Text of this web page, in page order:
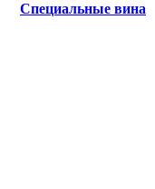
Специальные вина